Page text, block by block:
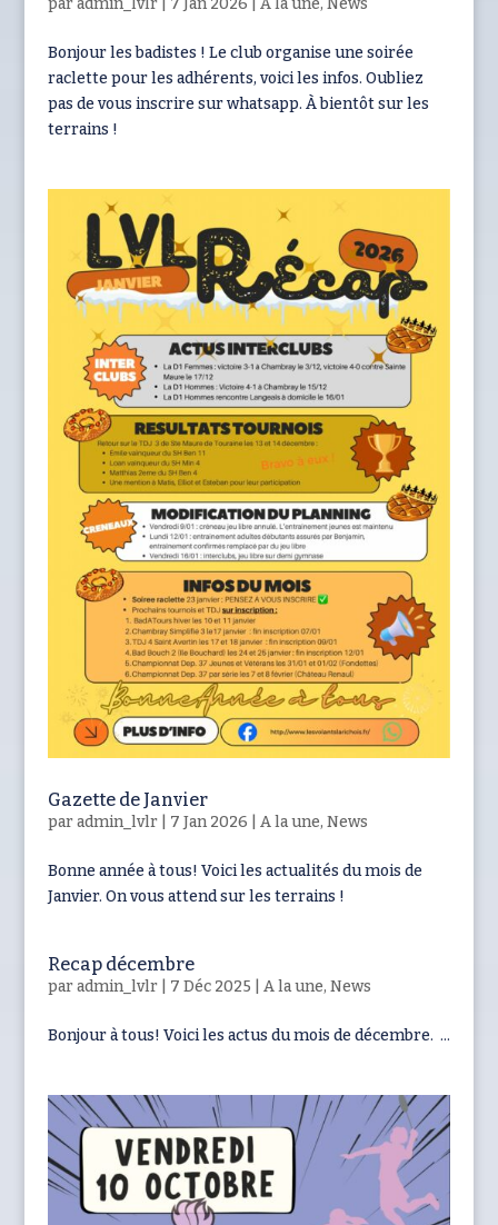
Bonjour les badistes ! Le club organise une soirée
raclette pour les adhérents, voici les infos. Oubliez
pas de vous inscrire sur whatsapp. À bientôt sur les
terrains !
Gazette de Janvier
paradmin_lvlr| 7 Jan 2026 A la une, News
Bonne année à tous! Voici les actualités du mois de
Janvier. On vous attend sur les terrains !
Recap décembre
paradmin_lvlr| 7 Déc 2025 A la une, News
Bonjour à tous! Voici les actus du mois de décembre. ...